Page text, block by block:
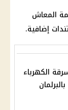
المعاش
إضافية.
الكهرباء